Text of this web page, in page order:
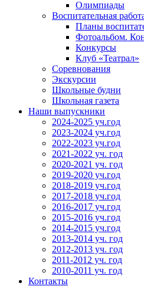
Олимпиады
Воспитательная
Планы
Фотоальбом.
Конкурсы
Клуб «Театрал»
Соревнования
Экскурсии
Школьные будни
Школьная газета
Наши выпускники
2024-2025 уч.год
2023-2024 уч.год
2022-2023 уч.год
2021-2022 уч. год
2020-2021 уч. год
2019-2020 уч.год
2018-2019 уч.год
2017-2018 уч.год
2016-2017 уч.год
2015-2016 уч.год
2014-2015 уч.год
2013-2014 уч. год
2012-2013 уч. год
2011-2012 уч. год
2010-2011 уч. год
Контакты